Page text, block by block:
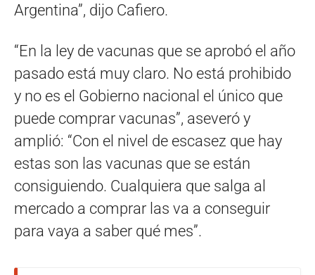
Argentina”, dijo Cafiero.
“En la ley de vacunas que se aprobó el año
pasado está muy claro. No está prohibido
y no es el Gobierno nacional el único que
puede comprar vacunas”, aseveró y
amplió: “Con el nivel de escasez que hay
estas son las vacunas que se están
consiguiendo. Cualquiera que salga al
mercado a comprar las va a conseguir
para vaya a saber qué mes”.